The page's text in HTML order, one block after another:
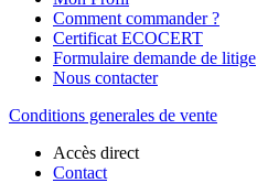
Comment commander ?
Certificat ECOCERT
Formulaire demande de litige
Nous contacter
Conditions generales de vente
Accès direct
Contact